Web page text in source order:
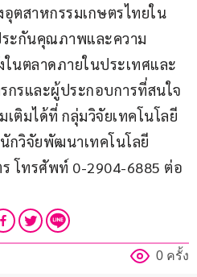
ตสาหกรรมเกษตรไทยใน
ระกันคุณภาพและความ
นตลาดภายในประเทศและ
กรและผู้ประกอบการที่สนใจ
ติมได้ที่ กลุ่มวิจัยเทคโนโลยี
กวิจัยพัฒนาเทคโนโลยี
โทรศัพท์ 0-2904-6885 ต่อ
0 ครั้ง